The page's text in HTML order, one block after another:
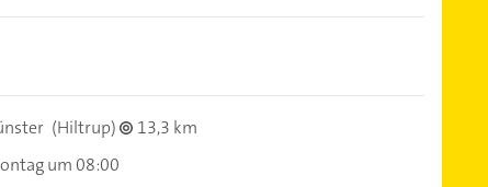
(Hiltrup)
13,3 km
um 08:00